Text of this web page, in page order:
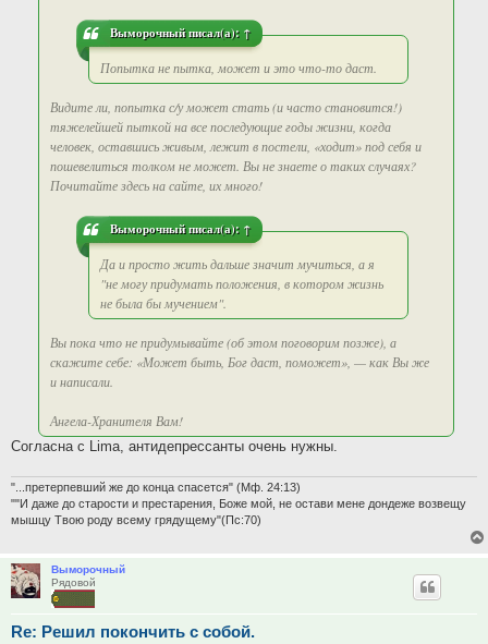
Выморочныйписал(а): ↑
Попытка не пытка, может и это что-то даст.
Видите ли, попытка с/у может стать (и часто становится!)
тяжелейшей пыткой на все последующие годы жизни, когда
человек, оставшись живым, лежит в постели, «ходит» под себя и
пошевелиться толком не может. Вы не знаете о таких случаях?
Почитайте здесь на сайте, их много!
Выморочныйписал(а): ↑
Да и просто жить дальше значит мучиться, а я
"не могу придумать положения, в котором жизнь
не была бы мучением".
Вы пока что не придумывайте (об этом поговорим позже), а
скажите себе: «Может быть, Бог даст, поможет», — как Вы же
и написали.
Ангела-Хранителя Вам!
Согласна с Lima, антидепрессанты очень нужны.
"...претерпевший же до конца спасется" (Мф. 24:13)
""И даже до старости и престарения, Боже мой, не остави мене дондеже возвещу
мышцу Твою роду всему грядущему"(Пс:70)
Выморочный
Рядовой
Re: Решил покончить с собой.